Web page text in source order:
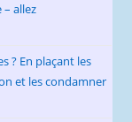
allez
? En plaçant les
et les condamner